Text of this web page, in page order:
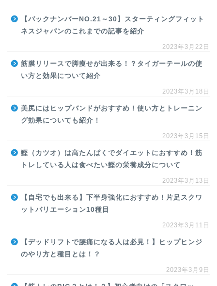
【バックナンバーNO.21～30】スターティングフィット
ネスジャパンのこれまでの記事を紹介
2023年3月22日
筋膜リリースで脚痩せが出来る！？タイガーテールの使
い方と効果について紹介
2023年3月18日
美尻にはヒップバンドがおすすめ！使い方とトレーニン
グ効果についても紹介！
2023年3月15日
鰹（カツオ）は高たんぱくでダイエットにおすすめ！筋
トレしている人は食べたい鰹の栄養成分について
2023年3月13日
【自宅でも出来る】下半身強化におすすめ！片足スクワ
ットバリエーション10種目
2023年3月11日
【デッドリフトで腰痛になる人は必見！】ヒップヒンジ
のやり方と種目とは！？
2023年3月9日